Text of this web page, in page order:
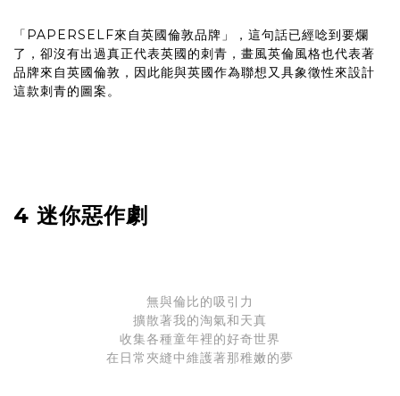
「PAPERSELF來自英國倫敦品牌」，這句話已經唸到要爛
了，卻沒有出過真正代表英國的刺青，畫風英倫風格也代表著
品牌來自英國倫敦，因此能與英國作為聯想又具象徵性來設計
這款刺青的圖案。
4 迷你惡作劇
無與倫比的吸引力
擴散著我的淘氣和天真
收集各種童年裡的好奇世界
在日常夾縫中維護著那稚嫩的夢